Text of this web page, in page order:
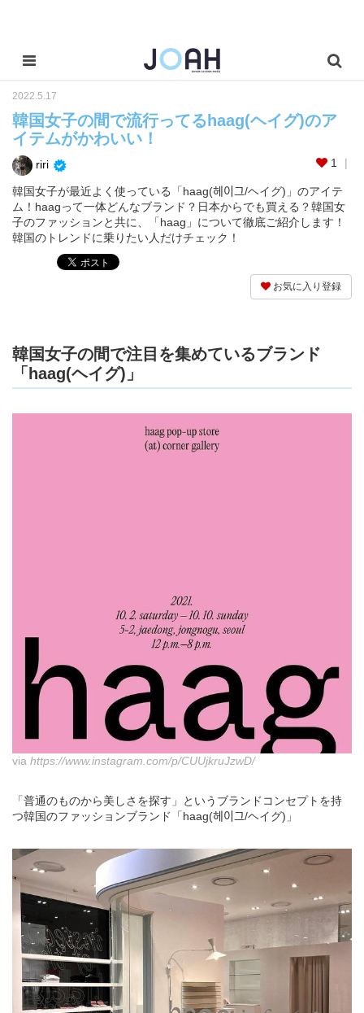
2022.5.17
韓国女子の間で流行ってるhaag(ヘイグ)のア
イテムがかわいい！
riri 1
韓国女子が最近よく使っている「haag(헤이그/ヘイグ)」のアイテ
ム！haagって一体どんなブランド？日本からでも買える？韓国女
子のファッションと共に、「haag」について徹底ご紹介します！
韓国のトレンドに乗りたい人だけチェック！
お気に入り登録
韓国女子の間で注目を集めているブランド
「haag(ヘイグ)」
via https://www.instagram.com/p/CUUjkruJzwD/
「普通のものから美しさを探す」というブランドコンセプトを持
つ韓国のファッションブランド「haag(헤이그/ヘイグ)」